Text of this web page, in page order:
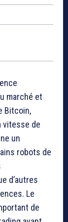
marché et
Bitcoin,
vitesse de
un
robots de
d’autres
Le
de